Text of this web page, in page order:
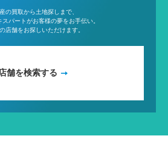
の買取から土地探しまで、
パートがお客様の夢をお手伝い。
店舗をお探しいただけます。
舗を検索する